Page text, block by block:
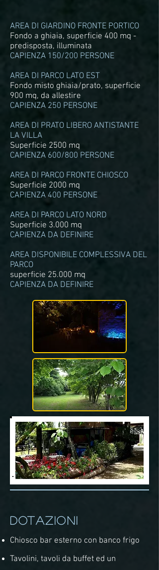
AREA DI GIARDINO FRONTE PORTICO
Fondo a ghiaia, superficie 400 mq -
predisposta, illuminata
CAPIENZA 150/200 PERSONE
AREA DI PARCO LATO EST
Fondo misto ghiaia/prato, superficie
900 mq, da allestire
CAPIENZA 250 PERSONE
AREA DI PRATO LIBERO ANTISTANTE
LA VILLA
Superficie 2500 mq
CAPIENZA 600/800 PERSONE
AREA DI PARCO FRONTE CHIOSCO
Superficie 2000 mq
CAPIENZA 400 PERSONE
AREA DI PARCO LATO NORD
Superficie 3.000 mq
CAPIENZA DA DEFINIRE
AREA DISPONIBILE COMPLESSIVA DEL
PARCO
superficie 25.000 mq
CAPIENZA DA DEFINIRE
DOTAZIONI
Chiosco bar esterno con banco frigo
Tavolini, tavoli da buffet ed un